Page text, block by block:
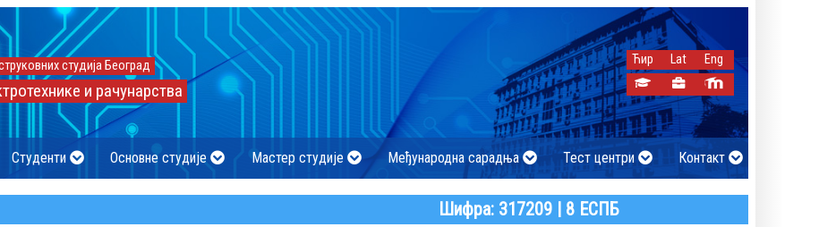
студија Београд
и рачунарства
Ћир Lat Eng
Студенти Основне студије Мастер студије Међународна сарадња Тест центри Контакт
Шифра: 317209 | 8 ЕСПБ